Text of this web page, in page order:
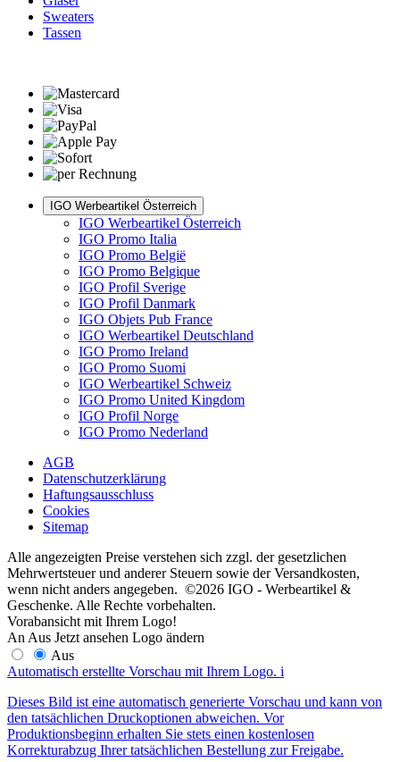
Sweaters
Tassen
IGO Werbeartikel Österreich
IGO Werbeartikel Österreich
IGO Promo Italia
IGO Promo België
IGO Promo Belgique
IGO Profil Sverige
IGO Profil Danmark
IGO Objets Pub France
IGO Werbeartikel Deutschland
IGO Promo Ireland
IGO Promo Suomi
IGO Werbeartikel Schweiz
IGO Promo United Kingdom
IGO Profil Norge
IGO Promo Nederland
AGB
Datenschutzerklärung
Haftungsausschluss
Cookies
Sitemap
Alle angezeigten Preise verstehen sich zzgl. der gesetzlichen
Mehrwertsteuer und anderer Steuern sowie der Versandkosten,
wenn nicht anders angegeben. ©2026 IGO - Werbeartikel &
Geschenke. Alle Rechte vorbehalten.
Vorabansicht mit Ihrem Logo!
An Aus Jetzt ansehen Logo ändern
Aus
Automatisch erstellte Vorschau mit Ihrem Logo. i
Dieses Bild ist eine automatisch generierte Vorschau und kann von
den tatsächlichen Druckoptionen abweichen. Vor
Produktionsbeginn erhalten Sie stets einen kostenlosen
Korrekturabzug Ihrer tatsächlichen Bestellung zur Freigabe.